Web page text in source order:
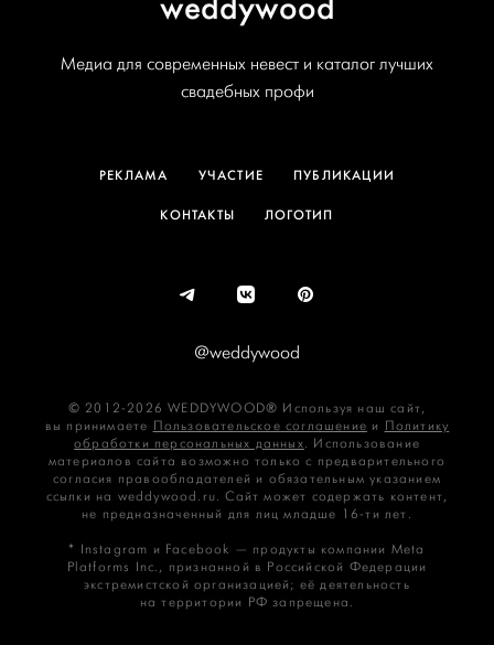
Медиа для современных невест и каталог лучших
свадебных профи
РЕКЛАМА УЧАСТИЕ ПУБЛИКАЦИИ
КОНТАКТЫ ЛОГОТИП
@weddywood
© 2012-2026 WEDDYWOOD® Используя наш сайт,
вы принимаете
Пользовательское соглашение и
Политику
обработки персональных данных. Использование
материалов сайта возможно только с предварительного
согласия правообладателей и обязательным указанием
ссылки на weddywood.ru. Сайт может содержать контент,
не предназначенный для лиц младше 16‑ти лет.
* Instagram и Facebook — продукты компании Meta
Platforms Inc., признанной в Российской Федерации
экстремистской организацией; её деятельность
на территории РФ запрещена.